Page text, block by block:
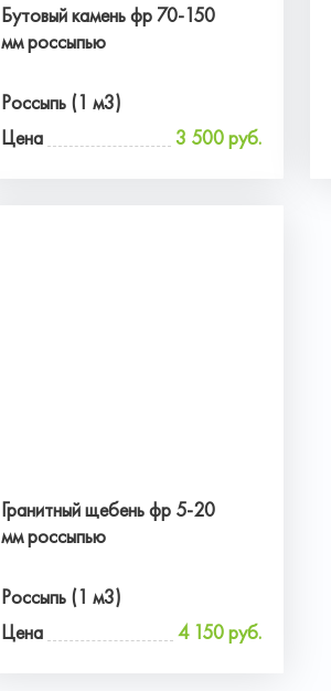
Бутовый камень фр 70-150
мм россыпью
Россыпь (1 м3)
Цена
3 500 руб.
Гранитный щебень фр 5-20
мм россыпью
Россыпь (1 м3)
Цена
4 150 руб.